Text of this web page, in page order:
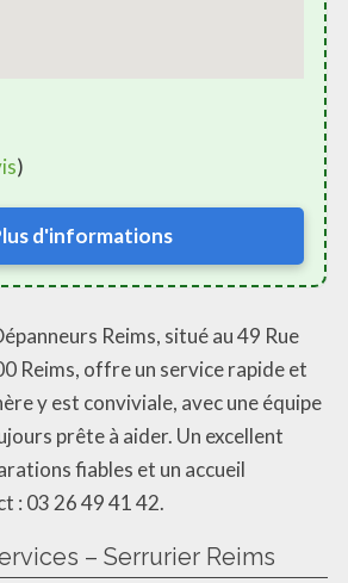
)
d'informations
Reims, situé au 49 Rue
Reims, offre un service rapide et
y est conviviale, avec une équipe
prête à aider. Un excellent
fiables et un accueil
: 03 26 49 41 42.
– Serrurier Reims